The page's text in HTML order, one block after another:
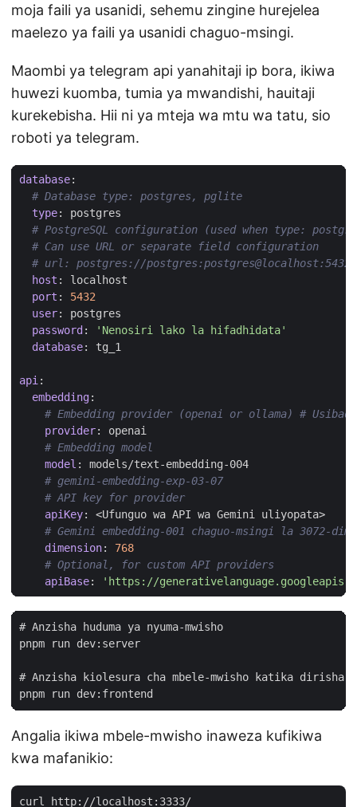
moja faili ya usanidi, sehemu zingine hurejelea
maelezo ya faili ya usanidi chaguo-msingi.
Maombi ya telegram api yanahitaji ip bora, ikiwa
huwezi kuomba, tumia ya mwandishi, hauitaji
kurekebisha. Hii ni ya mteja wa mtu wa tatu, sio
roboti ya telegram.
database:
# Database type: postgres, pglite
type:
postgres
# PostgreSQL configuration (used when type:
# Can use URL or separate field configuration
# url: postgres://postgres:postgres@localhost:5432/
host :
localhost
port :
5432
user:
postgres
password :
'Nenosiri lako la hifadhidata'
database: tg_1
api:
embedding:
# Embedding provider (openai or ollama) #
provider:
openai
# Embedding model
model :
models/text-embedding-004
# gemini-embedding-exp-03-07
# API key for provider
apiKey:
<Ufunguo wa API wa Gemini uliyopata>
# Gemini embedding-001 chaguo-msingi la 3072-
dimension:
768
# Optional, for custom API providers
apiBase: 'https://
# Anzisha huduma ya nyuma-mwisho
pnpm run dev:server
# Anzisha kiolesura cha mbele-mwisho katika
Angalia ikiwa mbele-mwisho inaweza kufikiwa
kwa mafanikio: